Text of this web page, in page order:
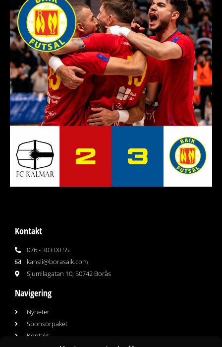
Kontakt
076 - 303 00 55
kansli@borasaik.com
Sjumilagatan 10, 50742 Borås
Navigering
Nyheter
Sponsorpaket
Kontakt